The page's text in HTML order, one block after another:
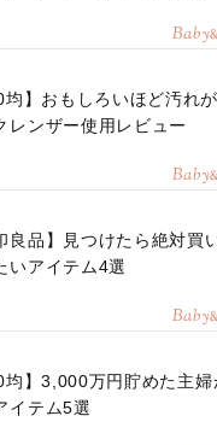
Baby
均】おもしろいほど汚れ
レンザー使用レビュー
Baby
良品】見つけたら絶対買
いアイテム4選
Baby
均】3,000万円貯めた主
イテム5選